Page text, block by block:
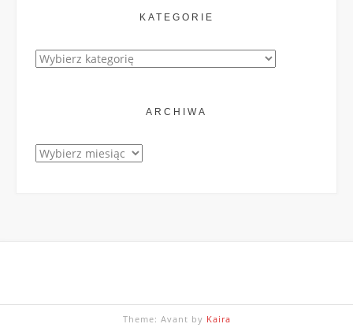
KATEGORIE
Kategorie
ARCHIWA
Archiwa
Theme: Avant by Kaira